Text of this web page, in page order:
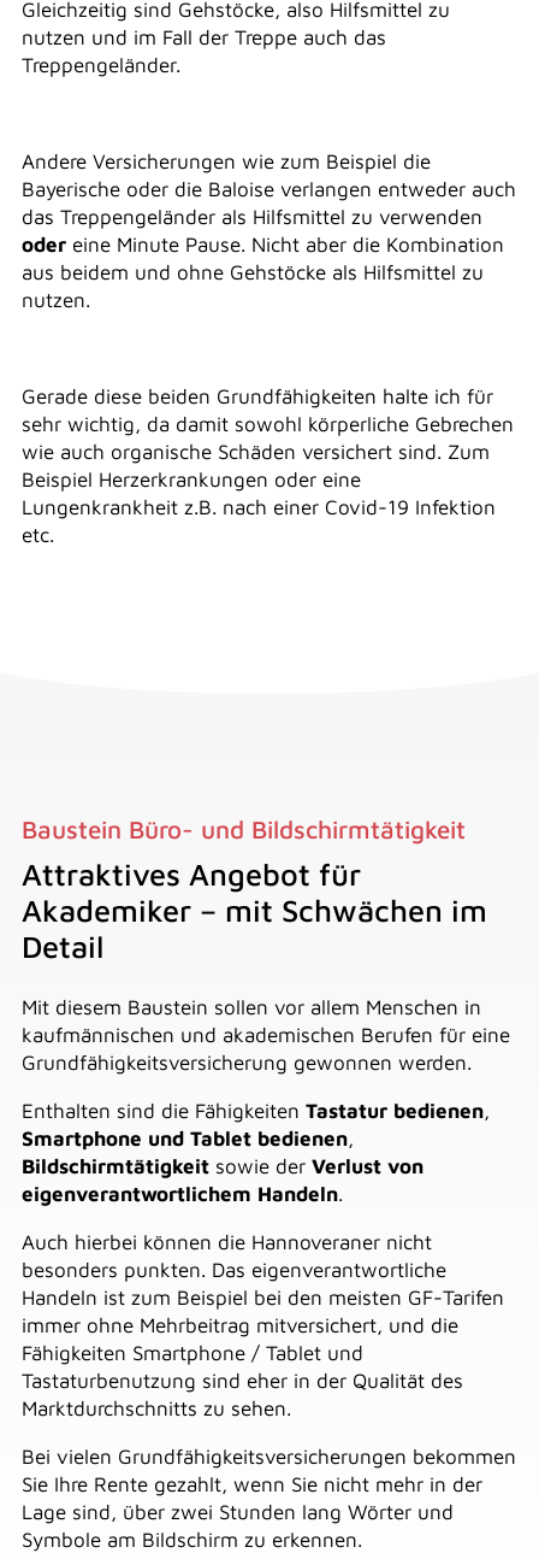
Gleichzeitig sind Gehstöcke, also Hilfsmittel zu
nutzen und im Fall der Treppe auch das
Treppengeländer.
Andere Versicherungen wie zum Beispiel die
Bayerische oder die Baloise verlangen entweder auch
das Treppengeländer als Hilfsmittel zu verwenden
odereine Minute Pause. Nicht aber die Kombination
aus beidem und ohne Gehstöcke als Hilfsmittel zu
nutzen.
Gerade diese beiden Grundfähigkeiten halte ich für
sehr wichtig, da damit sowohl körperliche Gebrechen
wie auch organische Schäden versichert sind. Zum
Beispiel Herzerkrankungen oder eine
Lungenkrankheit z.B. nach einer Covid-19 Infektion
etc.
Baustein Büro- und Bildschirmtätigkeit
Attraktives Angebot für
Akademiker – mit Schwächen im
Detail
Mit diesem Baustein sollen vor allem Menschen in
kaufmännischen und akademischen Berufen für eine
Grundfähigkeitsversicherung gewonnen werden.
Enthalten sind die Fähigkeiten Tastatur bedienen,
Smartphone und Tablet bedienen,
Bildschirmtätigkeitsowie der Verlust von
eigenverantwortlichem Handeln.
Auch hierbei können die Hannoveraner nicht
besonders punkten. Das eigenverantwortliche
Handeln ist zum Beispiel bei den meisten GF-Tarifen
immer ohne Mehrbeitrag mitversichert, und die
Fähigkeiten Smartphone / Tablet und
Tastaturbenutzung sind eher in der Qualität des
Marktdurchschnitts zu sehen.
Bei vielen Grundfähigkeitsversicherungen bekommen
Sie Ihre Rente gezahlt, wenn Sie nicht mehr in der
Lage sind, über zwei Stunden lang Wörter und
Symbole am Bildschirm zu erkennen.